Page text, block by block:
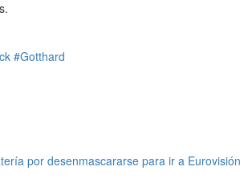
#Gotthard
por desenmascararse para ir a Eurovisión